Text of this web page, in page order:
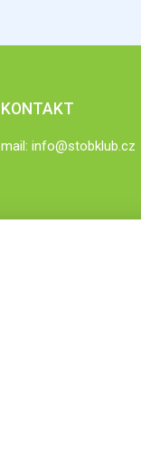
KONTAKT
mail: info@stobklub.cz